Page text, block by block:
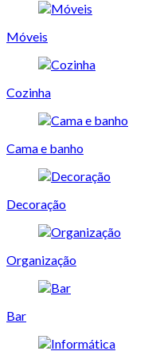
Móveis
Cozinha
Cama e banho
Decoração
Organização
Bar